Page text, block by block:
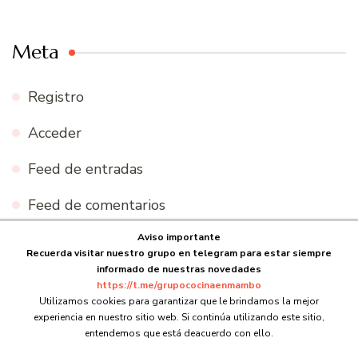
Meta
Registro
Acceder
Feed de entradas
Feed de comentarios
© Copyright 2026 Cocina en Mambo . Todos los derechos
Aviso importante
Recuerda visitar nuestro grupo en telegram para estar siempre
informado de nuestras novedades
https://t.me/grupococinaenmambo
Utilizamos cookies para garantizar que le brindamos la mejor
experiencia en nuestro sitio web. Si continúa utilizando este sitio,
entendemos que está deacuerdo con ello.